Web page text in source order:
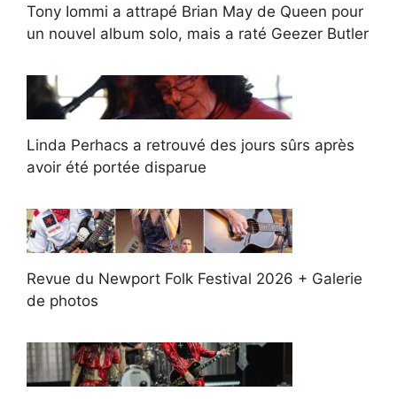
Tony Iommi a attrapé Brian May de Queen pour
un nouvel album solo, mais a raté Geezer Butler
Linda Perhacs a retrouvé des jours sûrs après
avoir été portée disparue
Revue du Newport Folk Festival 2026 + Galerie
de photos